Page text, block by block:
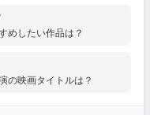
めしたい作品は？
の映画タイトルは？